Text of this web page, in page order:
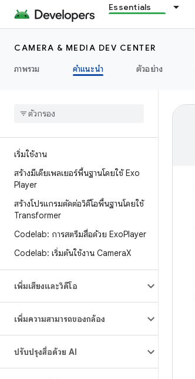
Essentials
CAMERA & MEDIA DEV CENTER
ภาพรวม
คำแนะนำ ตัวอย่าง
เริ่มใช้งาน
สร้างมีเดียเพลเยอร์พื้นฐานโดยใช้ Exo
Player
สร้างโปรแกรมตัดต่อวิดีโอพื้นฐานโดยใช้
Transformer
Codelab: การสตรีมสื่อด้วย ExoPlayer
Codelab: เริ่มต้นใช้งาน CameraX
เพิ่มเสียงและวิดีโอ
เพิ่มความสามารถของกล้อง
ปรับปรุงสื่อด้วย AI